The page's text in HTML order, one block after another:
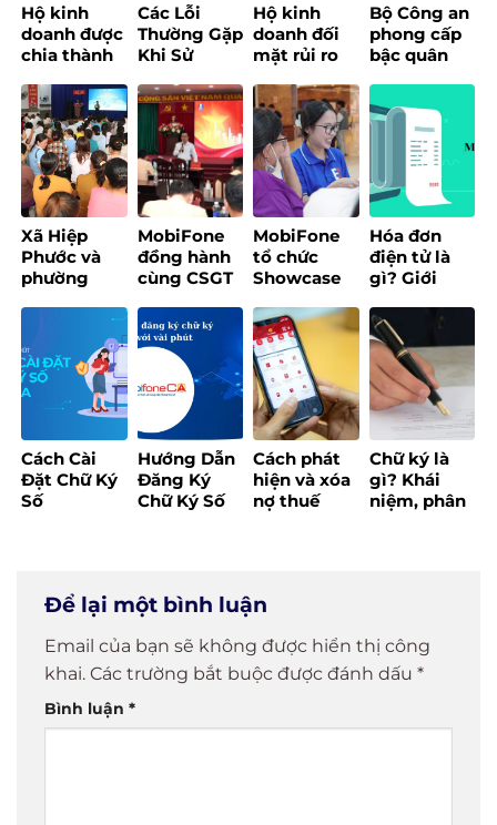
Hộ kinh
doanh được
chia thành
áp dụng
quy định
mới trong
chuyển đổi
phương
pháp tính
thuế sau
khi xóa bỏ
thuế khoán
từ đầu năm
2026?
Các Lỗi
Thường Gặp
Khi Sử
Ký Số
MobiFone
Và Cách
Khắc Phục
Hộ kinh
doanh đối
mặt rủi ro
thuế với
doanh thu
quanh
ngưỡng 200
triệu
đồng/năm
Bộ Công an
phong cấp
bậc quân
chủ chốt
MobiFone
Xã Hiệp
Phước và
phường
chương
trình “Bình
dân học vụ
số dành cho
Tổ công tác
công nghệ
số cộng
đồng”
MobiFone
đồng hành
cùng CSGT
chức tập
huấn
chuyển đổi
số
MobiFone
tổ chức
Showcase
EzBill – Giải
pháp quản
lý bán hàng
“một chạm”
cho hộ kinh
doanh
Hóa đơn
điện tử là
gì? Giới
MobiFone
Invoice
2025
Cách Cài
Đặt Chữ Ký
Số
Hướng Dẫn
Đăng Ký
Chữ Ký Số
Cách phát
hiện và xóa
nợ thuế
Chữ ký là
gì? Khái
niệm, phân
Để lại một bình luận
Email của bạn sẽ không được hiển thị công
khai. Các trường bắt buộc được đánh dấu *
Bình luận *